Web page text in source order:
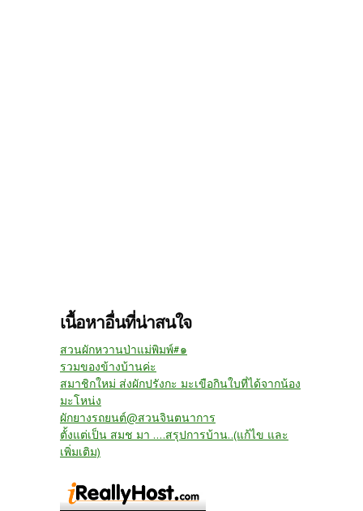
เนื้อหาอื่นที่น่าสนใจ
สวนผักหวานป่าแม่พิมพ์#๑
รวมของข้างบ้านค่ะ
สมาชิกใหม่ ส่งผักปรังกะ มะเขือกินใบที่ได้จากน้อง
มะโหน่ง
ผักยางรถยนต์@สวนจินตนาการ
ตั้งแต่เป็น สมช มา ....สรุปการบ้าน..(แก้ไข และ
เพิ่มเติม)